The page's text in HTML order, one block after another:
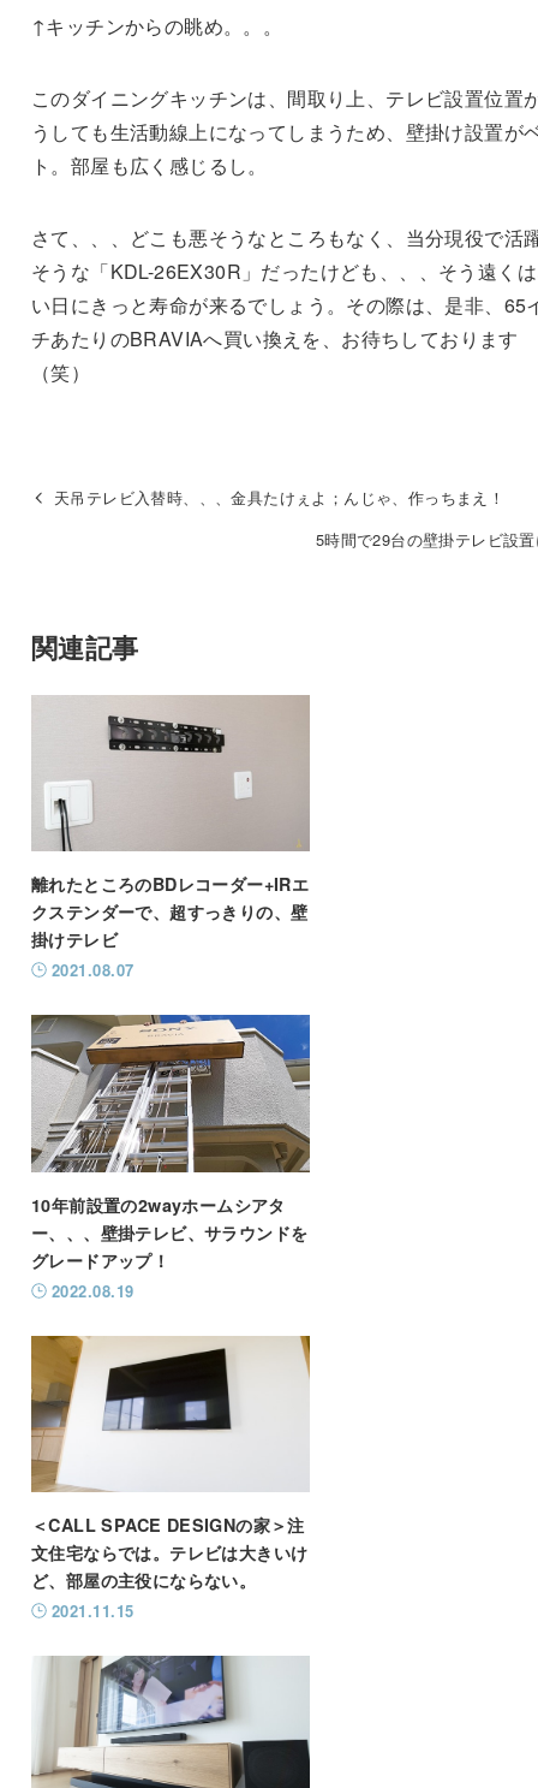
↑キッチンからの眺め。。。
このダイニングキッチンは、間取り上、テレビ設置位置
うしても生活動線上になってしまうため、壁掛け設置が
ト。部屋も広く感じるし。
さて、、、どこも悪そうなところもなく、当分現役で活
そうな「KDL-26EX30R」だったけども、、、そう遠く
い日にきっと寿命が来るでしょう。その際は、是非、65
チあたりのBRAVIAへ買い換えを、お待ちしております
（笑）
天吊テレビ入替時、、、金具たけぇよ；んじゃ、作っちまえ！
5時間で29台の壁掛テレビ設
関連記事
離れたところのBDレコーダー+IRエ
クステンダーで、超すっきりの、壁
掛けテレビ
2021.08.07
10年前設置の2wayホームシアタ
ー、、、壁掛テレビ、サラウンドを
グレードアップ！
2022.08.19
＜CALL SPACE DESIGNの家＞注
文住宅ならでは。テレビは大きいけ
ど、部屋の主役にならない。
2021.11.15